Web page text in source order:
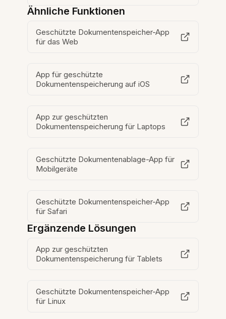
Ähnliche Funktionen
Geschützte Dokumentenspeicher-App
für das Web
App für geschützte
Dokumentenspeicherung auf iOS
App zur geschützten
Dokumentenspeicherung für Laptops
Geschützte Dokumentenablage-App für
Mobilgeräte
Geschützte Dokumentenspeicher-App
für Safari
Ergänzende Lösungen
App zur geschützten
Dokumentenspeicherung für Tablets
Geschützte Dokumentenspeicher-App
für Linux